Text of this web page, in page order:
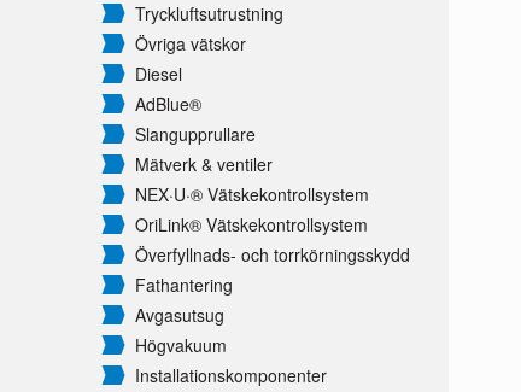
Tryckluftsutrustning
Övriga vätskor
Diesel
AdBlue®
Slangupprullare
Mätverk & ventiler
NEX·U·® Vätskekontrollsystem
OriLink® Vätskekontrollsystem
Överfyllnads- och torrkörningsskydd
Fathantering
Avgasutsug
Högvakuum
Installationskomponenter